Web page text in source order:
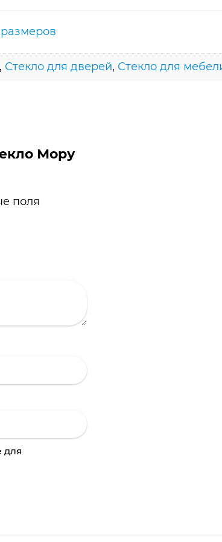
, Стекло для дверей, Стекло для
Мору
поля
для